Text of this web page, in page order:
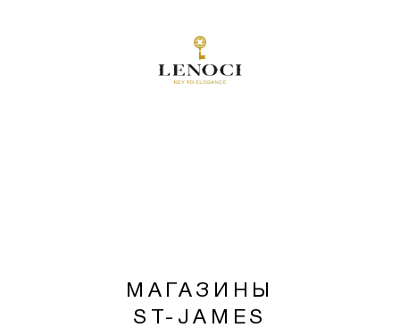
МАГАЗИНЫ
ST-JAMES